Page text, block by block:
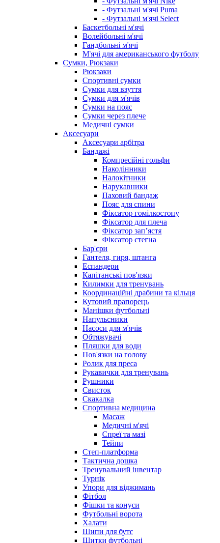
- Футзальні м'ячі Puma
- Футзальні м'ячі Select
Баскетбольні м'ячі
Волейбольні м'ячі
Гандбольні м'ячі
М'ячі для американського футболу
Сумки, Рюкзаки
Рюкзаки
Спортивні сумки
Сумки для взуття
Сумки для м'ячів
Сумки на пояс
Сумки через плече
Медичні сумки
Аксесуари
Аксесуари арбітра
Бандажі
Компресійні гольфи
Наколінники
Налокітники
Нарукавники
Паховий бандаж
Пояс для спини
Фіксатор гомілкостопу
Фіксатор для плеча
Фіксатор запʼястя
Фіксатор стегна
Бар'єри
Гантеля, гиря, штанга
Еспандери
Капітанські пов'язки
Килимки для тренувань
Координаційні драбини та кільця
Кутовий прапорець
Манішки футбольні
Напульсники
Насоси для м'ячів
Обтяжувачі
Пляшки для води
Пов'язки на голову
Ролик для преса
Рукавички для тренувань
Рушники
Свисток
Скакалка
Спортивна медицина
Масаж
Медичні м'ячі
Спреї та мазі
Тейпи
Степ-платформа
Тактична дошка
Тренувальний інвентар
Турнік
Упори для віджимань
Фітбол
Фішки та конуси
Футбольні ворота
Халати
Шипи для бутс
Щитки футбольні